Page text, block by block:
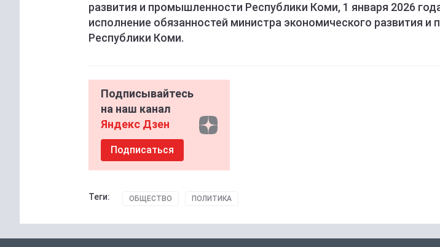
развития и промышленности Республики Коми, 1 января 2026
исполнение обязанностей министра экономического развития
Республики Коми.
Подписывайтесь
на наш канал
Яндекс Дзен
Подписаться
Теги: ОБЩЕСТВО ПОЛИТИКА